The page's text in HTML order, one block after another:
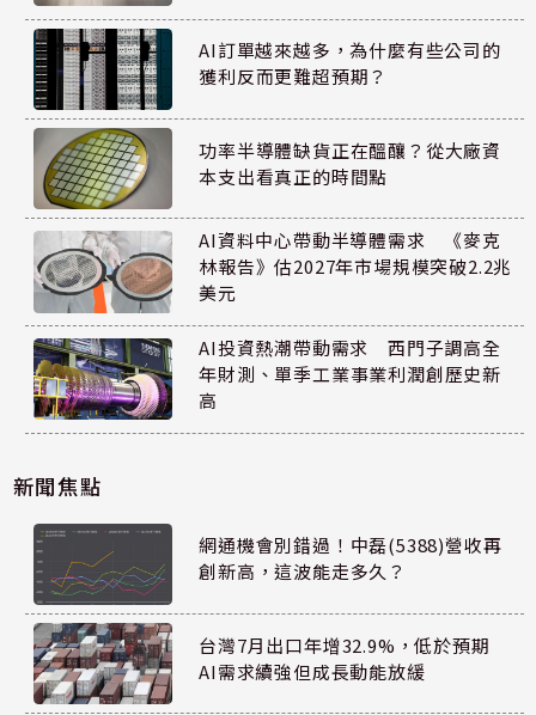
AI訂單越來越多，為什麼有些公司的
獲利反而更難超預期？
功率半導體缺貨正在醞釀？從大廠資
本支出看真正的時間點
AI資料中心帶動半導體需求 《麥克
林報告》估2027年市場規模突破2.2兆
美元
AI投資熱潮帶動需求 西門子調高全
年財測、單季工業事業利潤創歷史新
高
新聞焦點
網通機會別錯過！中磊(5388)營收再
創新高，這波能走多久？
台灣7月出口年增32.9%，低於預期
AI需求續強但成長動能放緩